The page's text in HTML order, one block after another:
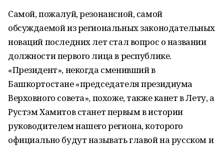
Самой, пожалуй, резонансной, самой
обсуждаемой из региональных законодательных
новаций последних лет стал вопрос о названии
должности первого лица в республике.
«Президент», некогда сменивший в
Башкортостане «председателя президиума
Верховного совета», похоже, также канет в Лету, а
Рустэм Хамитов станет первым в истории
руководителем нашего региона, которого
официально будут называть главой на русском и